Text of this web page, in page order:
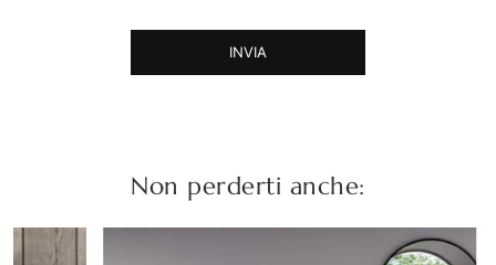
INVIA
Non perderti anche: